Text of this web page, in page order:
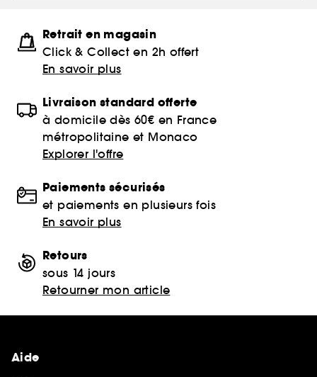
Retrait en magasin
Click & Collect en 2h offert
En savoir plus
Livraison standard offerte
à domicile dès 60€ en France
métropolitaine et Monaco
Explorer l'offre
Paiements sécurisés
et paiements en plusieurs fois
En savoir plus
Retours
sous 14 jours
Retourner mon article
Aide